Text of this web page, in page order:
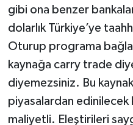
gibi ona benzer
dolarlık Türkiye’ye
Oturup programa
kaynağa carry trade
diyemezsiniz. Bu
piyasalardan edinilecek
maliyetli. Eleştirileri